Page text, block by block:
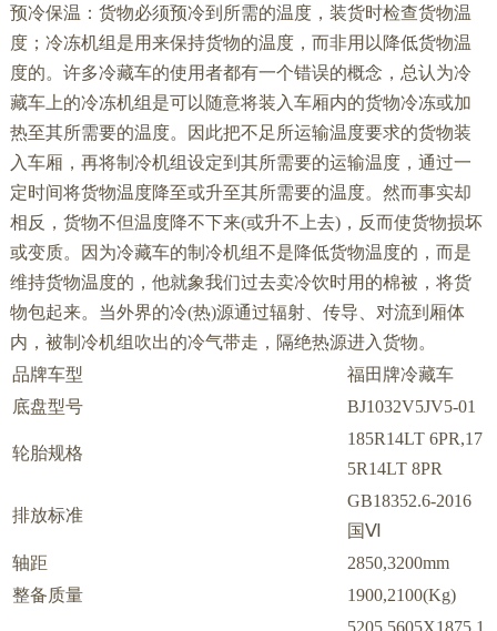
预冷保温：货物必须预冷到所需的温度，装货时检查货物温
度；冷冻机组是用来保持货物的温度，而非用以降低货物温
度的。许多冷藏车的使用者都有一个错误的概念，总认为冷
藏车上的冷冻机组是可以随意将装入车厢内的货物冷冻或加
热至其所需要的温度。因此把不足所运输温度要求的货物装
入车厢，再将制冷机组设定到其所需要的运输温度，通过一
定时间将货物温度降至或升至其所需要的温度。然而事实却
相反，货物不但温度降不下来(或升不上去)，反而使货物损坏
或变质。因为冷藏车的制冷机组不是降低货物温度的，而是
维持货物温度的，他就象我们过去卖冷饮时用的棉被，将货
物包起来。当外界的冷(热)源通过辐射、传导、对流到厢体
内，被制冷机组吹出的冷气带走，隔绝热源进入货物。
品牌车型
福田牌冷藏车
底盘型号
BJ1032V5JV5-01
轮胎规格
185R14LT 6PR,17
5R14LT 8PR
排放标准
GB18352.6-2016
国Ⅵ
轴距
2850,3200mm
整备质量
1900,2100(Kg)